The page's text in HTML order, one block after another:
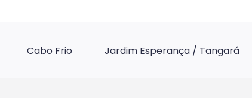
Cabo Frio Jardim Esperança / Tangará